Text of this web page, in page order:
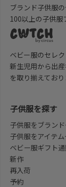
ブランド子供服
100以上の子供服
ベビー服のセレク
新生児用から出
を取り揃えており
子供服を探す
子供服をブラン
子供服をアイテ
ベビー服ギフト
新作
再入荷
予約